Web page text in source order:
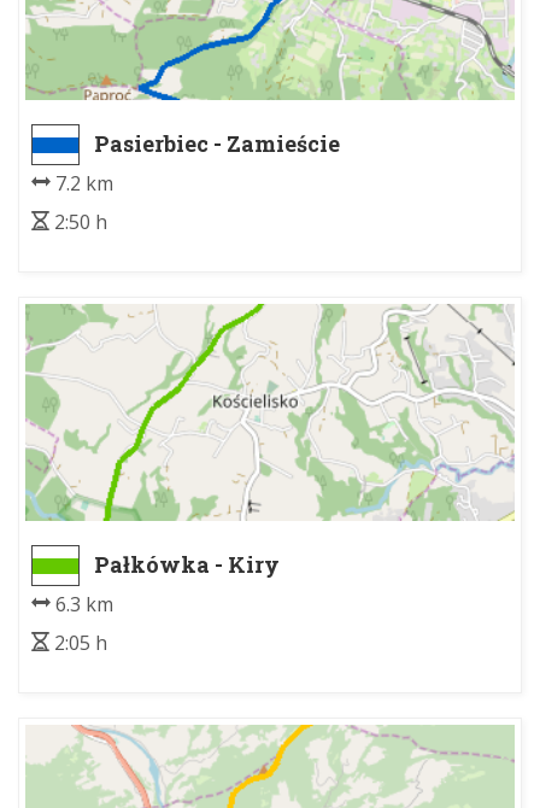
Pasierbiec - Zamieście
7.2 km
2:50 h
Pałkówka - Kiry
6.3 km
2:05 h